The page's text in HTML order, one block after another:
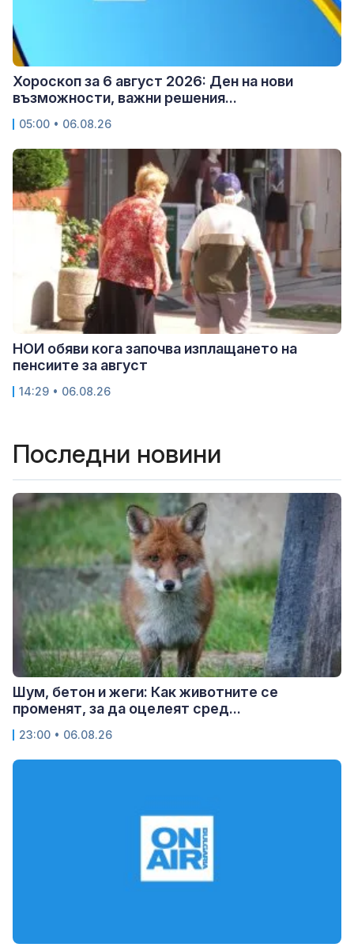
Хороскоп за 6 август 2026: Ден на нови
възможности, важни решения...
05:00 • 06.08.26
НОИ обяви кога започва изплащането на
пенсиите за август
14:29 • 06.08.26
Последни новини
Шум, бетон и жеги: Как животните се
променят, за да оцелеят сред...
23:00 • 06.08.26